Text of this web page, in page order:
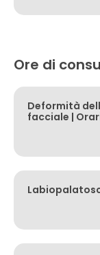
Ore di
Deformità
facciale |